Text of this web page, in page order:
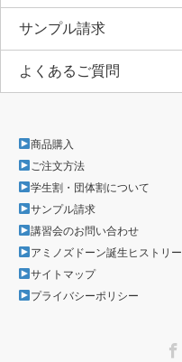
サンプル請求
よくあるご質問
商品購入
ご注文方法
学生割・団体割について
サンプル請求
講習会のお問い合わせ
アミノズドーン誕生ヒストリー
サイトマップ
プライバシーポリシー